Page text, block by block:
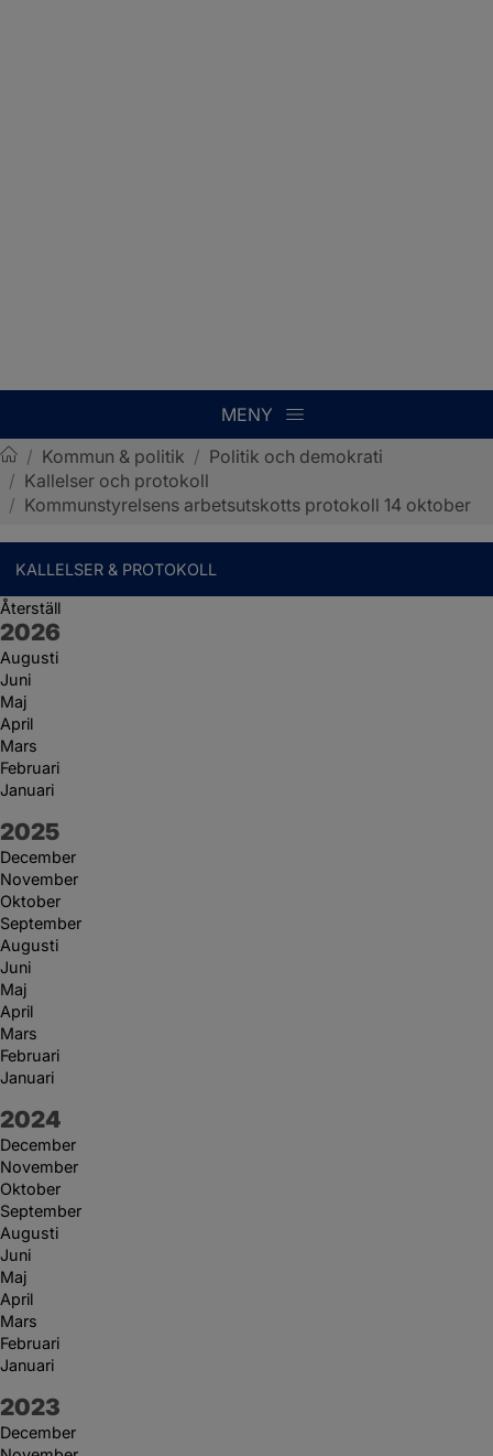
MENY
Sotenäs kommun
/ Kommun & politik / Politik och demokrati
/ Kallelser och protokoll
/ Kommunstyrelsens arbetsutskotts protokoll 14 oktober
KALLELSER & PROTOKOLL
Återställ
År:
2026
Augusti
Juni
Maj
April
Mars
Februari
Januari
År:
2025
December
November
Oktober
September
Augusti
Juni
Maj
April
Mars
Februari
Januari
År:
2024
December
November
Oktober
September
Augusti
Juni
Maj
April
Mars
Februari
Januari
År:
2023
December